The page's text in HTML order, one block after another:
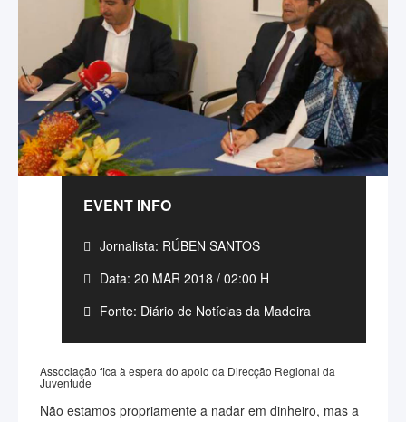
EVENT INFO
Jornalista: RÚBEN SANTOS
Data: 20 MAR 2018 / 02:00 H
Fonte: Diário de Notícias da Madeira
Associação fica à espera do apoio da Direcção Regional da
Juventude
Não estamos propriamente a nadar em dinheiro, mas a